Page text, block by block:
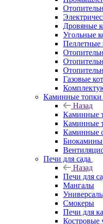
Дровяные
Угольные
Пеллетные
Газовые
Каминные топки
Назад
Каминные
Каминные
Каминные
Печи для сада
Назад
Печи для
Мангалы
Смокеры
Печи для
Костровые